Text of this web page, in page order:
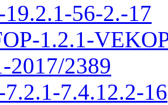
56-2.-17
1.2.1-
2017/2389
7.4.12.2-16